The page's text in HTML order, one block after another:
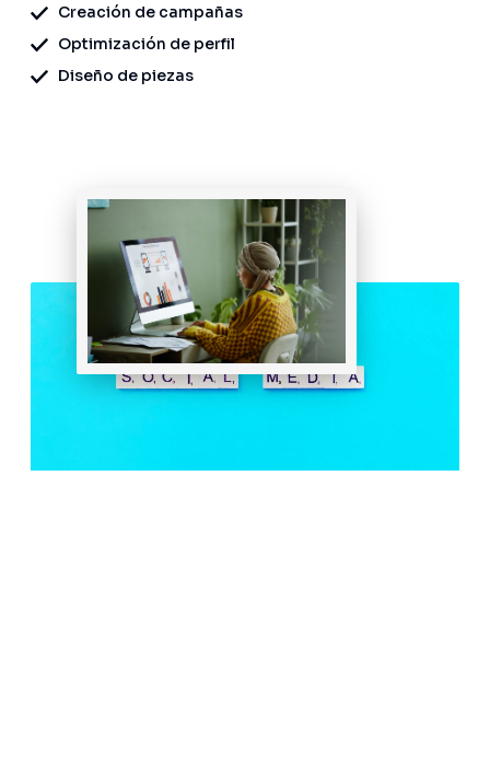
Creación de campañas
Optimización de perfil
Diseño de piezas